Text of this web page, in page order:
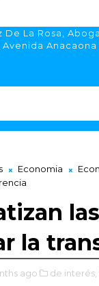
De La Rosa,
Avenida
Economia
la
ago de interés,